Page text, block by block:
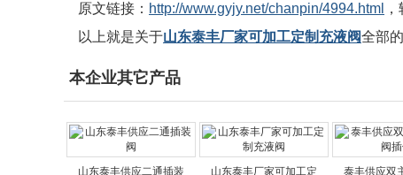
原文链接： http://www.gyjy.net/chanpin/4994.html
以上就是关于山东泰丰厂家可加工定制充液阀全部
本企业其它产品
山东泰丰供应二通插装 山东泰丰厂家可加工定 泰丰供应双